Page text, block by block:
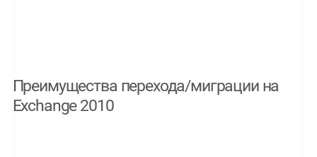
Преимущества перехода/миграции на
Exchange 2010